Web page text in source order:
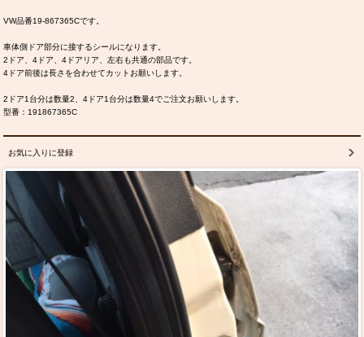
VW品番19-867365Cです。
車体側ドア部分に接するシールになります。
2ドア、4ドア、4ドアリア、左右も共通の部品です。
4ドア前後は長さを合わせてカットお願いします。
2ドア1台分は数量2、4ドア1台分は数量4でご注文お願いします。
型番：191867365C
お気に入りに登録